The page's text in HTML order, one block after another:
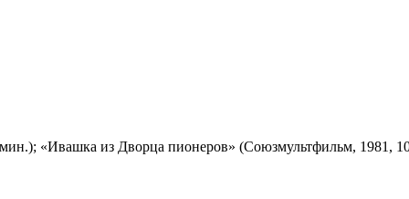
«Ивашка из Дворца пионеров» (Союзмультфильм, 1981,